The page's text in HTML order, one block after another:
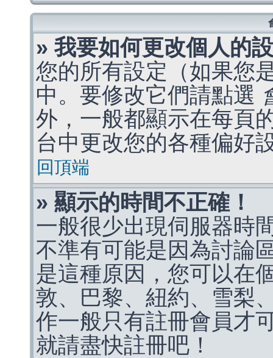
» 我要如何更改個人的
您的所有設定（如果您
中。要修改它們請點選
外，一般都顯示在每頁
台中更改您的各種偏好
回頂端
» 顯示的時間不正確！
一般很少出現伺服器時
不準有可能是因為討論
是這種原因，您可以在
敦、巴黎、紐約、雪梨
作一般只有註冊會員才
就請盡快註冊吧！